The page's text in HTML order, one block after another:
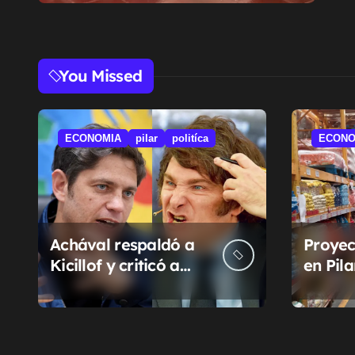
You Missed
ECONOMIA pilar politíca
Achával respaldó a
Kicillof y criticó a
Milei
en